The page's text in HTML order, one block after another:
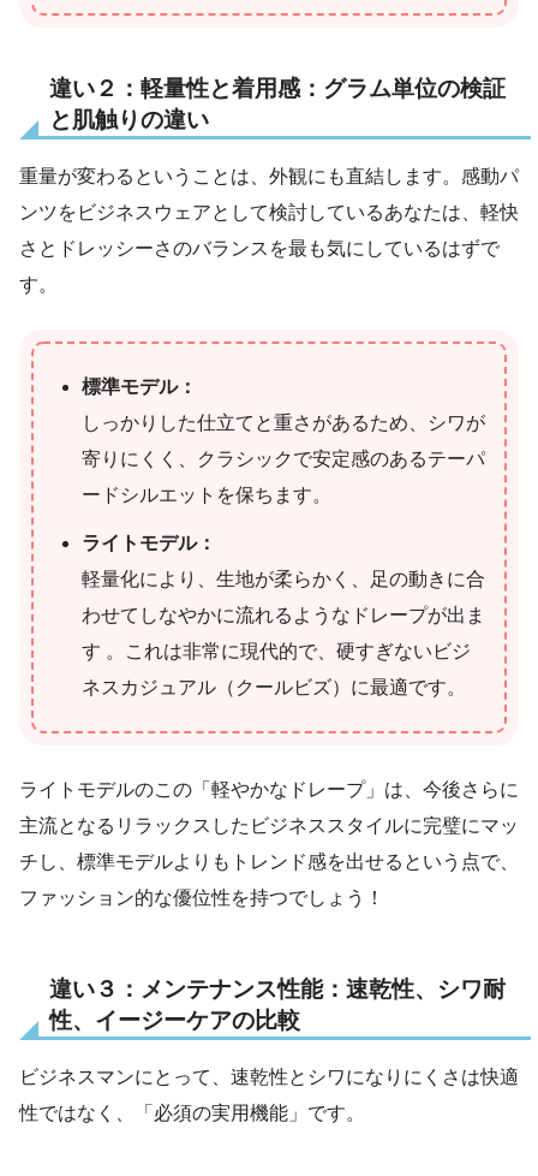
違い２：軽量性と着用感：グラム単位の検証
と肌触りの違い
重量が変わるということは、外観にも直結します。感動パ
ンツをビジネスウェアとして検討しているあなたは、軽快
さとドレッシーさのバランスを最も気にしているはずで
す。
標準モデル：
しっかりした仕立てと重さがあるため、シワが
寄りにくく、クラシックで安定感のあるテーパ
ードシルエットを保ちます。
ライトモデル：
軽量化により、生地が柔らかく、足の動きに合
わせてしなやかに流れるようなドレープが出ま
す 。これは非常に現代的で、硬すぎないビジ
ネスカジュアル（クールビズ）に最適です。
ライトモデルのこの「軽やかなドレープ」は、今後さらに
主流となるリラックスしたビジネススタイルに完璧にマッ
チし、標準モデルよりもトレンド感を出せるという点で、
ファッション的な優位性を持つでしょう！
違い３：メンテナンス性能：速乾性、シワ耐
性、イージーケアの比較
ビジネスマンにとって、速乾性とシワになりにくさは快適
性ではなく、「必須の実用機能」です。